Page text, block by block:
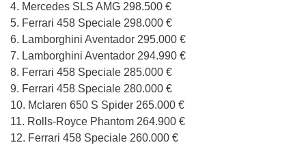
4. Mercedes SLS AMG 298.500 €
5. Ferrari 458 Speciale 298.000 €
6. Lamborghini Aventador 295.000 €
7. Lamborghini Aventador 294.990 €
8. Ferrari 458 Speciale 285.000 €
9. Ferrari 458 Speciale 280.000 €
10. Mclaren 650 S Spider 265.000 €
11. Rolls-Royce Phantom 264.900 €
12. Ferrari 458 Speciale 260.000 €